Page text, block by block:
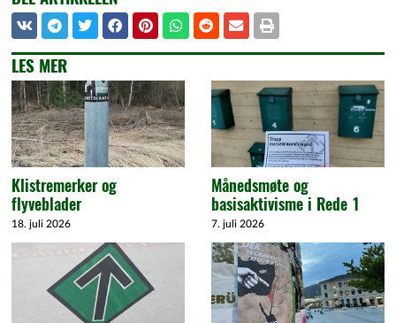
LES MER
Klistremerker og
flyveblader
18. juli 2026
Månedsmøte og
basisaktivisme i Rede 1
7. juli 2026